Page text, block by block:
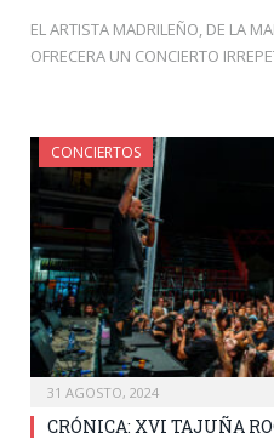
EL ARTISTA MADRILEÑO, DE LA
OFRECERA UN CONCIERTO
CONCIERTOS
31 AGOSTO, 2024
CRÓNICA: XVI TAJUÑA